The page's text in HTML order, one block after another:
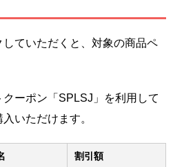
ていただくと、対象の商品ペ
ーポン「SPLSJ」を利用して
いただけます。
割引額